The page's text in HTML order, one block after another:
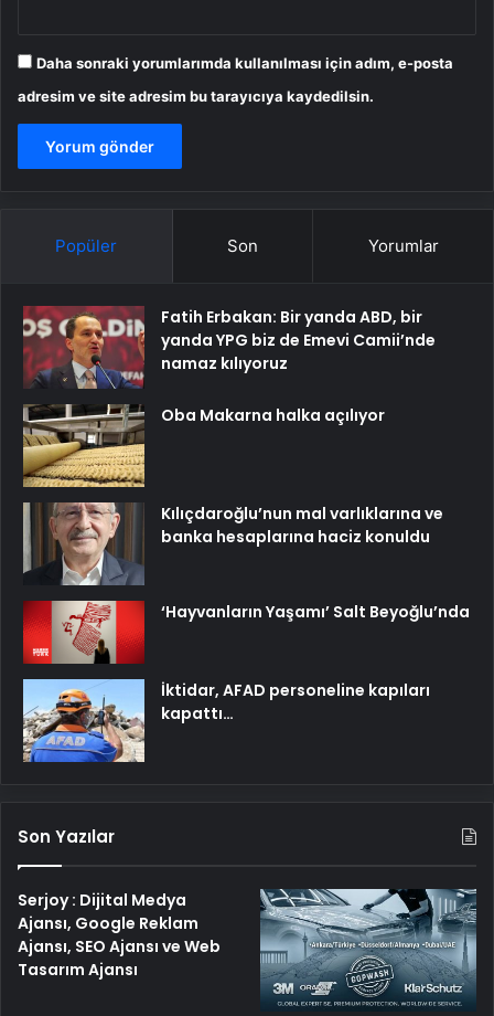
Daha sonraki yorumlarımda kullanılması için adım, e-posta
adresim ve site adresim bu tarayıcıya kaydedilsin.
Popüler Son Yorumlar
Fatih Erbakan: Bir yanda ABD, bir
yanda YPG biz de Emevi Camii’nde
namaz kılıyoruz
Oba Makarna halka açılıyor
Kılıçdaroğlu’nun mal varlıklarına ve
banka hesaplarına haciz konuldu
‘Hayvanların Yaşamı’ Salt Beyoğlu’nda
İktidar, AFAD personeline kapıları
kapattı…
Son Yazılar
Serjoy : Dijital Medya
Ajansı, Google Reklam
Ajansı, SEO Ajansı ve Web
Tasarım Ajansı